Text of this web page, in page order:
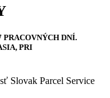
PRACOVNÝCH DNÍ.
PRI
Slovak Parcel Service